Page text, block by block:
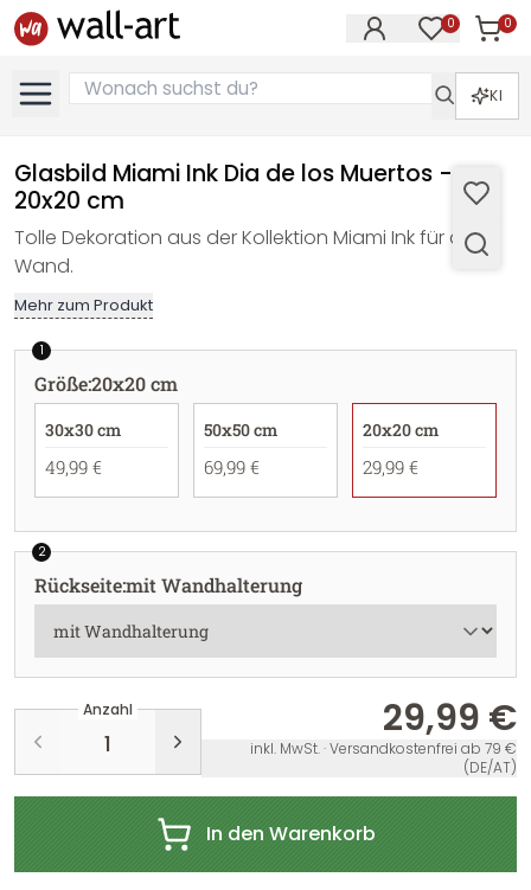
0 0
KI
Glasbild Miami Ink Dia de los Muertos -
20x20 cm
Tolle Dekoration aus der Kollektion Miami Ink für die
Wand.
Mehr zum Produkt
1
Größe:20x20 cm
30x30 cm
49,99 €
50x50 cm
69,99 €
20x20 cm
29,99 €
2
Rückseite:mit Wandhalterung
Anzahl 29,99 €
inkl. MwSt. · Versandkostenfrei ab 79 €
(DE/AT)
In den Warenkorb